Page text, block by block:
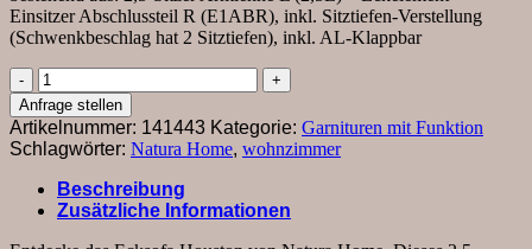
Einsitzer Abschlussteil R (E1ABR), inkl. Sitztiefen-Verstellung
(Schwenkbeschlag hat 2 Sitztiefen), inkl. AL-Klappbar
Ecksofa
Houston
-
2,5-
Sitzer,
Eckelement
und
Anfrage stellen
Artikelnummer: 141443 Kategorie: Garnituren mit Funktion
Schlagwörter: Natura Home, wohnzimmer
Beschreibung
Zusätzliche Informationen